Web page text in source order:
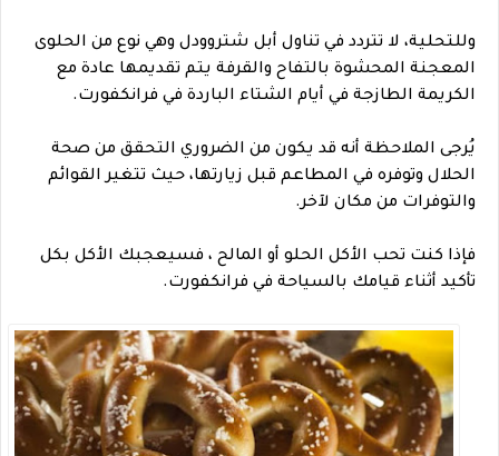
وللتحلية، لا تتردد في تناول أبل شتروودل وهي نوع من الحلوى
المعجنة المحشوة بالتفاح والقرفة يتم تقديمها عادة مع
الكريمة الطازجة في أيام الشتاء الباردة في فرانكفورت.
يُرجى الملاحظة أنه قد يكون من الضروري التحقق من صحة
الحلال وتوفره في المطاعم قبل زيارتها، حيث تتغير القوائم
والتوفرات من مكان لآخر.
فإذا كنت تحب الأكل الحلو أو المالح ، فسيعجبك الأكل بكل
تأكيد أثناء قيامك بالسياحة في فرانكفورت.